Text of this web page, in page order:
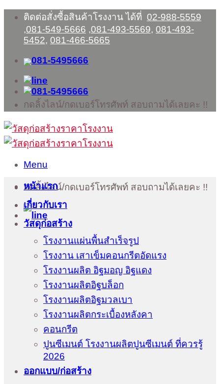
Skip
content
ติดต่อสั่งซื้อสินค้าโรงงาน ได้ที่ 02-988-5559
,081-549-5666 ,081-493-5569, 081-493-
5452, 081-466-5665
กดลิ้งไลน์/กดเบอร์โทรศัพท์ สอบถามได้เลยคะ !!
Menu
กดลิ้งไลน์/กดเบอร์โทรศัพท์ สอบถามได้เลยคะ !!
หน้าแรก
เกี่ยวกับเรา
วัสดุก่อสร้าง
โรงงานแผ่นพื้นสำเร็จรูป
โรงงาน เสาเข็มคอนกรีตอัดแรง
โรงงานผลิต อิฐมอญ อิฐแดง
โรงงานผลิตอิฐบล็อก
โรงงานผลิตอิฐมวลเบา
โรงงานผลิตกระเบื้องหลังคา
คอนกรีต
ปูนซีเมนต์ โรงงานผลิตปูนซีเมนต์ ที่ควรรู้
2026
ออกแบบ/ก่อสร้าง